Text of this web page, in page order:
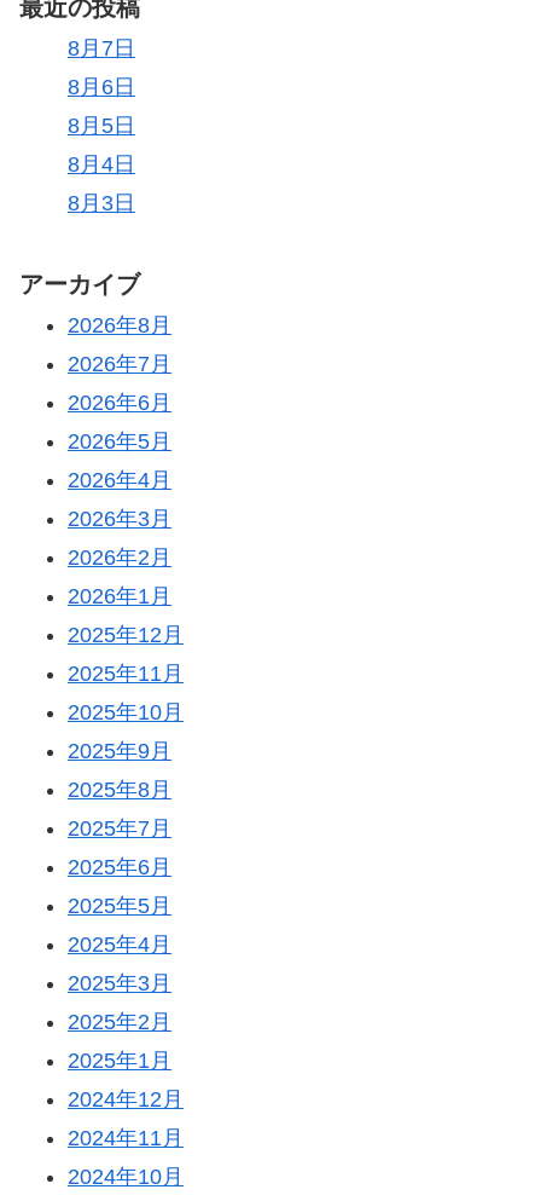
最近の投稿
8月7日
8月6日
8月5日
8月4日
8月3日
アーカイブ
2026年8月
2026年7月
2026年6月
2026年5月
2026年4月
2026年3月
2026年2月
2026年1月
2025年12月
2025年11月
2025年10月
2025年9月
2025年8月
2025年7月
2025年6月
2025年5月
2025年4月
2025年3月
2025年2月
2025年1月
2024年12月
2024年11月
2024年10月